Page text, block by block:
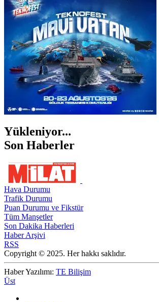
ŞANLIURFA
ŞIRNAK
Yükleniyor...
Son Haberler
Hava Durumu
Trafik Durumu
Puan Durumu ve Fikstür
Tüm Manşetler
Son Dakika Haberleri
Haber Arşivi
RSS
Copyright © 2025. Her hakkı saklıdır.
Haber Yazılımı: TE Bilişim
Üst